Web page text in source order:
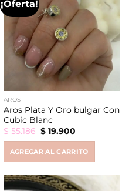
¡Oferta!
AROS
Aros Plata Y Oro bulgar Con
Cubic Blanc
$55.186 Original
price
$ 55.186.
$19.900Current
$ 19.900.
AGREGAR AL CARRITO